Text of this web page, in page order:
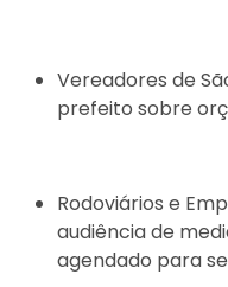
Vereadores de
prefeito sobre
Rodoviários e
audiência de
agendado para